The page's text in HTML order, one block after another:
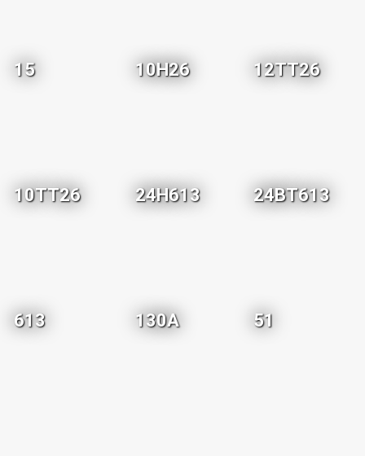
15 10H26 12TT26
10TT26 24H613 24BT613
613 130A 51